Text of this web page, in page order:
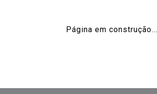
Página em construção...